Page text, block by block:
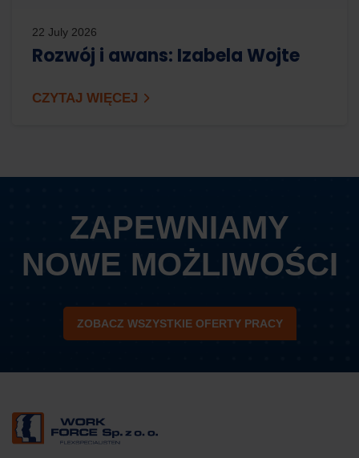
22 July 2026
Rozwój i awans: Izabela Wojte
CZYTAJ WIĘCEJ
ZAPEWNIAMY
NOWE MOŻLIWOŚCI
ZOBACZ WSZYSTKIE OFERTY PRACY